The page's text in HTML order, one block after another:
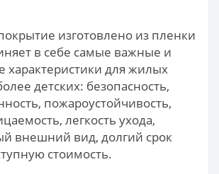
изготовлено из пленки
в себе самые важные и
характеристики для жилых
детских: безопасность,
пожароустойчивость,
легкость ухода,
внешний вид, долгий срок
стоимость.